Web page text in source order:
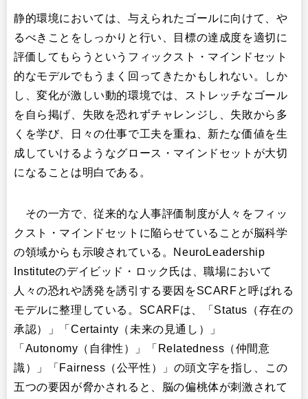
静的環境においては、与えられたゴールに向けて、や
るべきことをしっかりと行い、目標の達成度を適切に
評価してもらうというフィックスト・マインドセット
的なモデルでもうまく回ってきたかもしれない。しか
し、変化が激しい動的環境では、ストレッチなゴール
を自ら掲げ、失敗を恐れずチャレンジし、失敗から多
くを学び、日々の仕事で工夫を重ね、新たな価値を生
成していけるようなグロース・マインドセットが大切
になることは明白である。​
その一方で、従来的な人事評価制度が人々をフィッ
クスト・マインドセットに陥らせていることが脳科学
の領域からも示唆されている。NeuroLeadership
Instituteのデイビッド・ロック氏は、職場において
人々の恐れや誘発を誘引する要因をSCARFと呼ばれる
モデルに整理している。SCARFは、「Status（存在の
承認）」「Certainty（未来の見通し）」
「Autonomy（自律性）」「Relatedness（仲間意
識）」「Fairness（公平性）」の頭文字を指し、この
五つの要因が脅かされると、脳の偏桃体が刺激されて